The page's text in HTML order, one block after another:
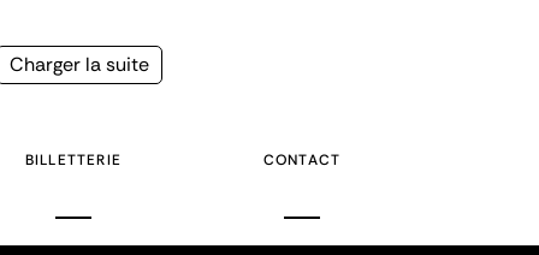
Page
Charger la suite
BILLETTERIE CONTACT